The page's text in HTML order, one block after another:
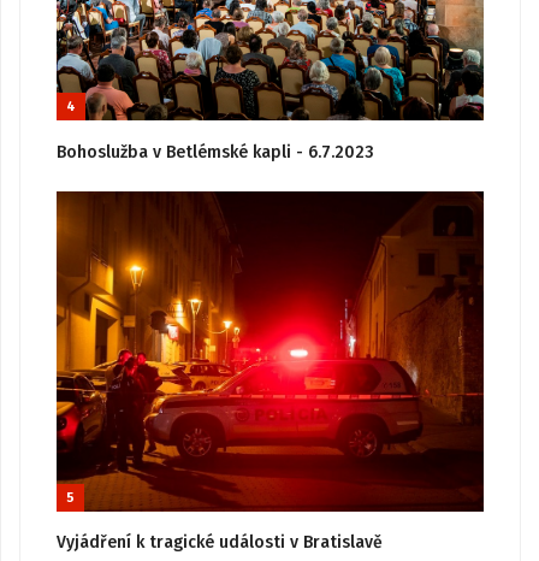
4
Bohoslužba v Betlémské kapli - 6.7.2023
5
Vyjádření k tragické události v Bratislavě